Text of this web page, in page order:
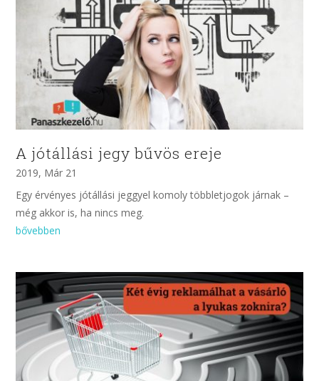
A jótállási jegy bűvös ereje
2019, Már 21
Egy érvényes jótállási jeggyel komoly többletjogok járnak –
még akkor is, ha nincs meg.
bővebben